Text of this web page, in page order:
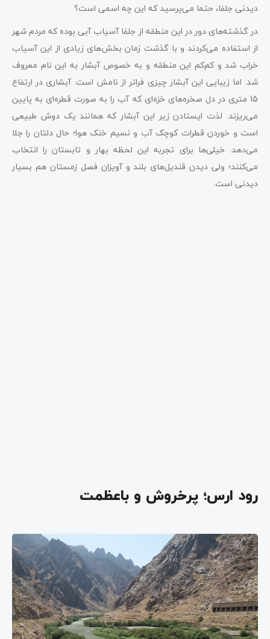
دیدنی جلفا، حتما می‌پرسید که این چه اسمی است؟
در گذشته‌های دور در این منطقه از جلفا آسیاب آبی بوده که مردم شهر
از استفاده می‌کردند و با گذشت زمان بخش‌های زیادی از این آسیاب
خراب شد و کم‌کم این منطقه و به خصوص آبشار به این نام معروف
شد. اما زیبایی این آبشار چیزی فراتر از نامش است. آبشاری در ارتفاع
15 متری در دل صخره‌های خزه‌ای که آب را به صورت قطره‌ای به پایین
می‌ریزند. لذت ایستادن زیر این آبشار که همانند یک دوش طبیعی
است و خوردن قطرات کوچک آب و نسیم خنک هوا؛ حال دلتان را جلا
می‌دهد. خیلی‌ها برای تجربه این لحظه بهار و تابستان را انتخاب
می‌کنند؛ ولی دیدن قندیل‌های بلند و آویزان فصل زمستان هم بسیار
دیدنی است.
رود ارس؛ پرخروش و باعظمت